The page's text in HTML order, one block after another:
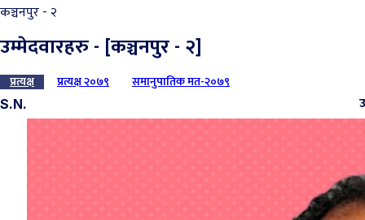
कञ्चनपुर - २
उम्मेदवारहरु - [कञ्चनपुर - २]
प्रत्यक्ष प्रत्यक्ष २०७९ समानुपातिक मत-२०७९
S.N.